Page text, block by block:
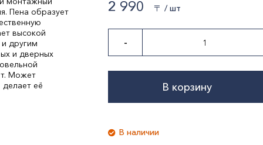
Пена образует
высокой
и другим
и дверных
Может
делает её
2 990 〒 / шт
-
В корзину
В наличии